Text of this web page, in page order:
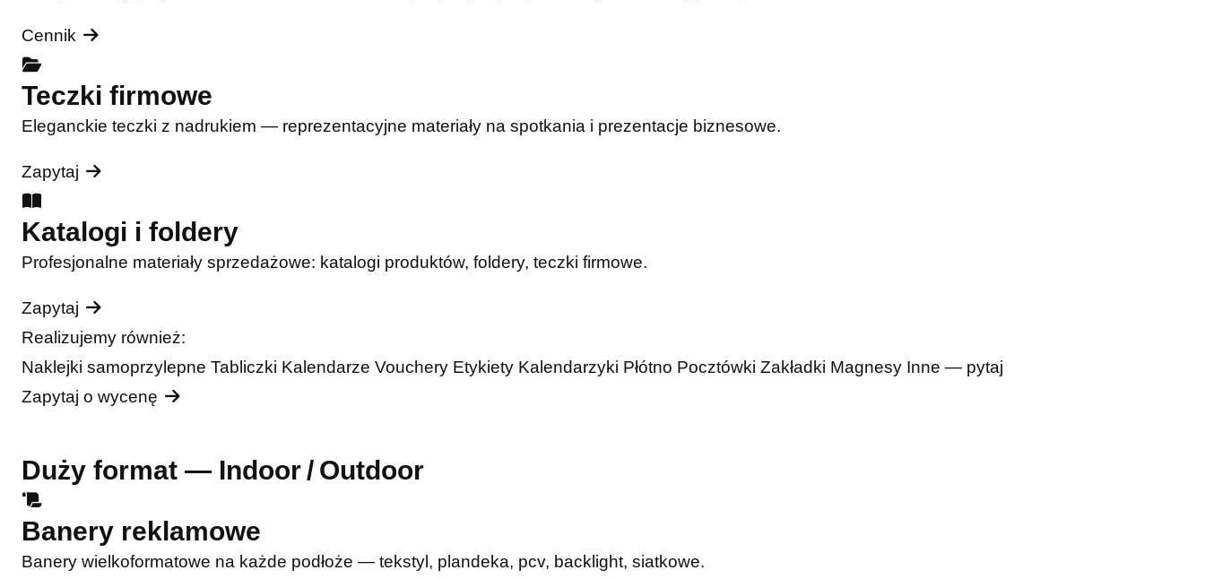
Cennik
Teczki firmowe
Eleganckie teczki z nadrukiem — reprezentacyjne materiały na spotkania i prezentacje biznesowe.
Zapytaj
Katalogi i foldery
Profesjonalne materiały sprzedażowe: katalogi produktów, foldery, teczki firmowe.
Zapytaj
Realizujemy również:
Naklejki samoprzylepne Tabliczki Kalendarze Vouchery Etykiety Kalendarzyki Płótno Pocztówki Zakładki Magnesy Inne — pytaj
Zapytaj o wycenę
Duży format — Indoor / Outdoor
Banery reklamowe
Banery wielkoformatowe na każde podłoże — tekstyl, plandeka, pcv, backlight, siatkowe.